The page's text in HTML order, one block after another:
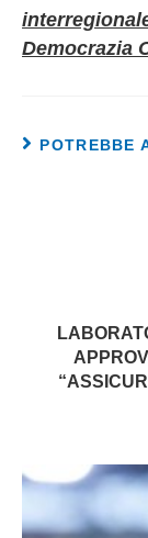
Democrazia
POTREBBE